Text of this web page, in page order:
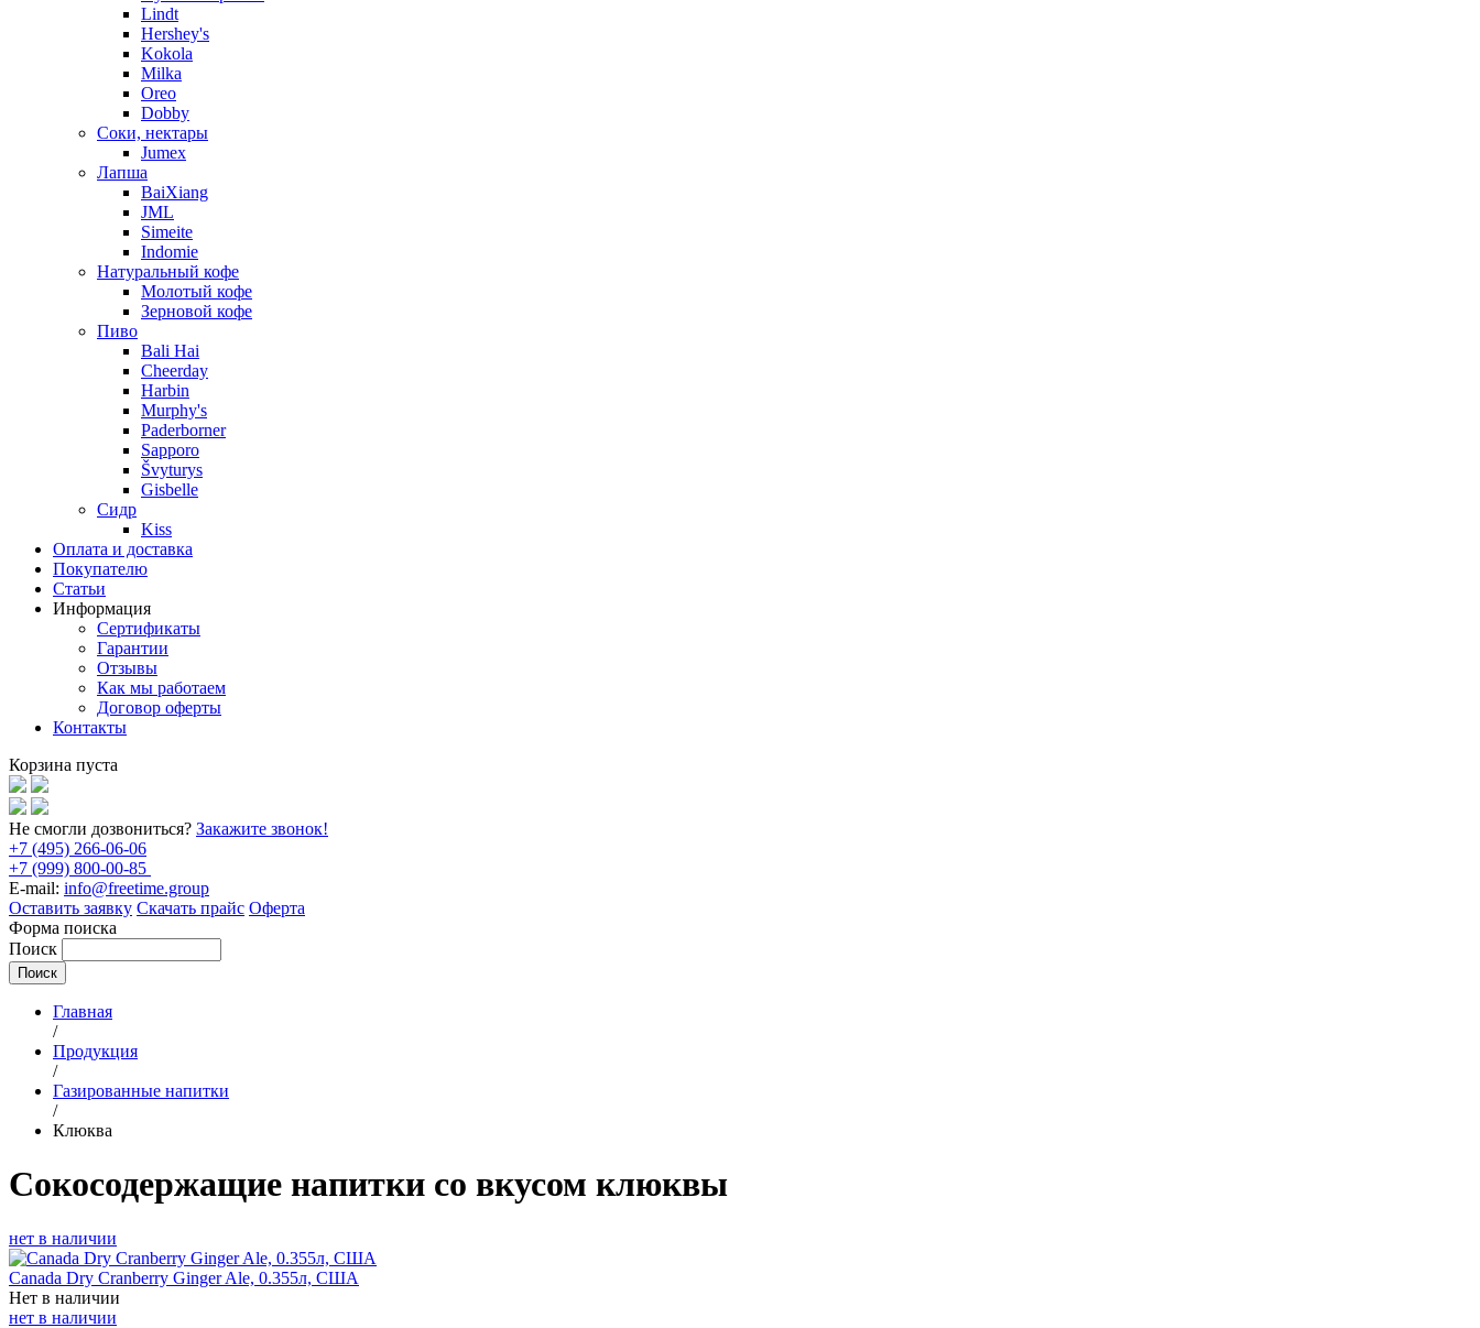
Lindt
Hershey's
Kokola
Milka
Oreo
Dobby
Соки, нектары
Jumex
Лапша
BaiXiang
JML
Simeite
Indomie
Натуральный кофе
Молотый кофе
Зерновой кофе
Пиво
Bali Hai
Cheerday
Harbin
Murphy's
Paderborner
Sapporo
Švyturys
Gisbelle
Сидр
Kiss
Оплата и доставка
Покупателю
Статьи
Информация
Сертификаты
Гарантии
Отзывы
Как мы работаем
Договор оферты
Контакты
Корзина пуста
Не смогли дозвониться? Закажите звонок!
+7 (495) 266-06-06
+7 (999) 800-00-85
E-mail: info@freetime.group
Оставить заявку Скачать прайс Оферта
Форма поиска
Поиск
Главная
/
Продукция
/
Газированные напитки
/
Клюква
Сокосодержащие напитки со вкусом клюквы
нет в наличии
Canada Dry Cranberry Ginger Ale, 0.355л, США
Нет в наличии
нет в наличии